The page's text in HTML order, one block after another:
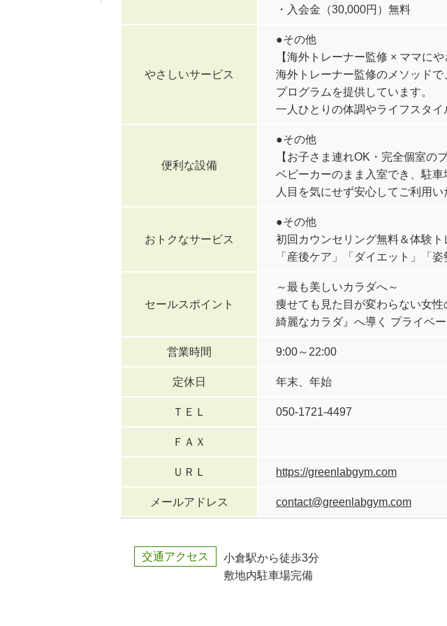
・入会金（30,000円）無料
やさしいサービス
●その他
【海外トレーナー監修 × ママに
海外トレーナー監修のメソッド
プログラムを提供しています。
一人ひとりの体調やライフスタ
便利な設備
●その他
【お子さま連れOK・完全個室の
ベビーカーのまま入室でき、駐車
人目を気にせず安心してご利用い
おトクなサービス
●その他
初回カウンセリング無料＆体験ト
「産後ケア」「ダイエット」「
セールスポイント
～最も美しいカラダへ～
痩せても見た目が変わらない女
綺麗なカラダ』へ導く プライベー
営業時間 9:00～22:00
定休日 年末、年始
ＴＥＬ 050-1721-4497
ＦＡＸ
ＵＲＬ https://greenlabgym.com
メールアドレス contact@greenlabgym.com
交通アクセス
小倉駅から徒歩3分
敷地内駐車場完備